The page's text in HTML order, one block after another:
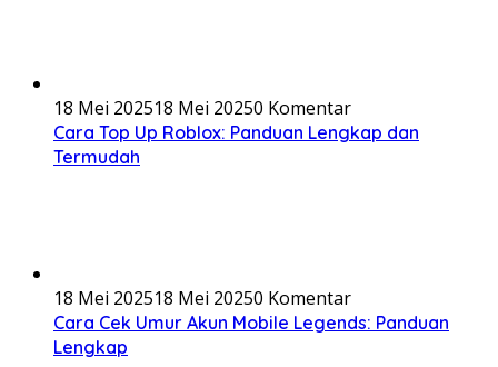
18 Mei 202518 Mei 20250 Komentar
Cara Top Up Roblox: Panduan Lengkap dan
Termudah
18 Mei 202518 Mei 20250 Komentar
Cara Cek Umur Akun Mobile Legends: Panduan
Lengkap